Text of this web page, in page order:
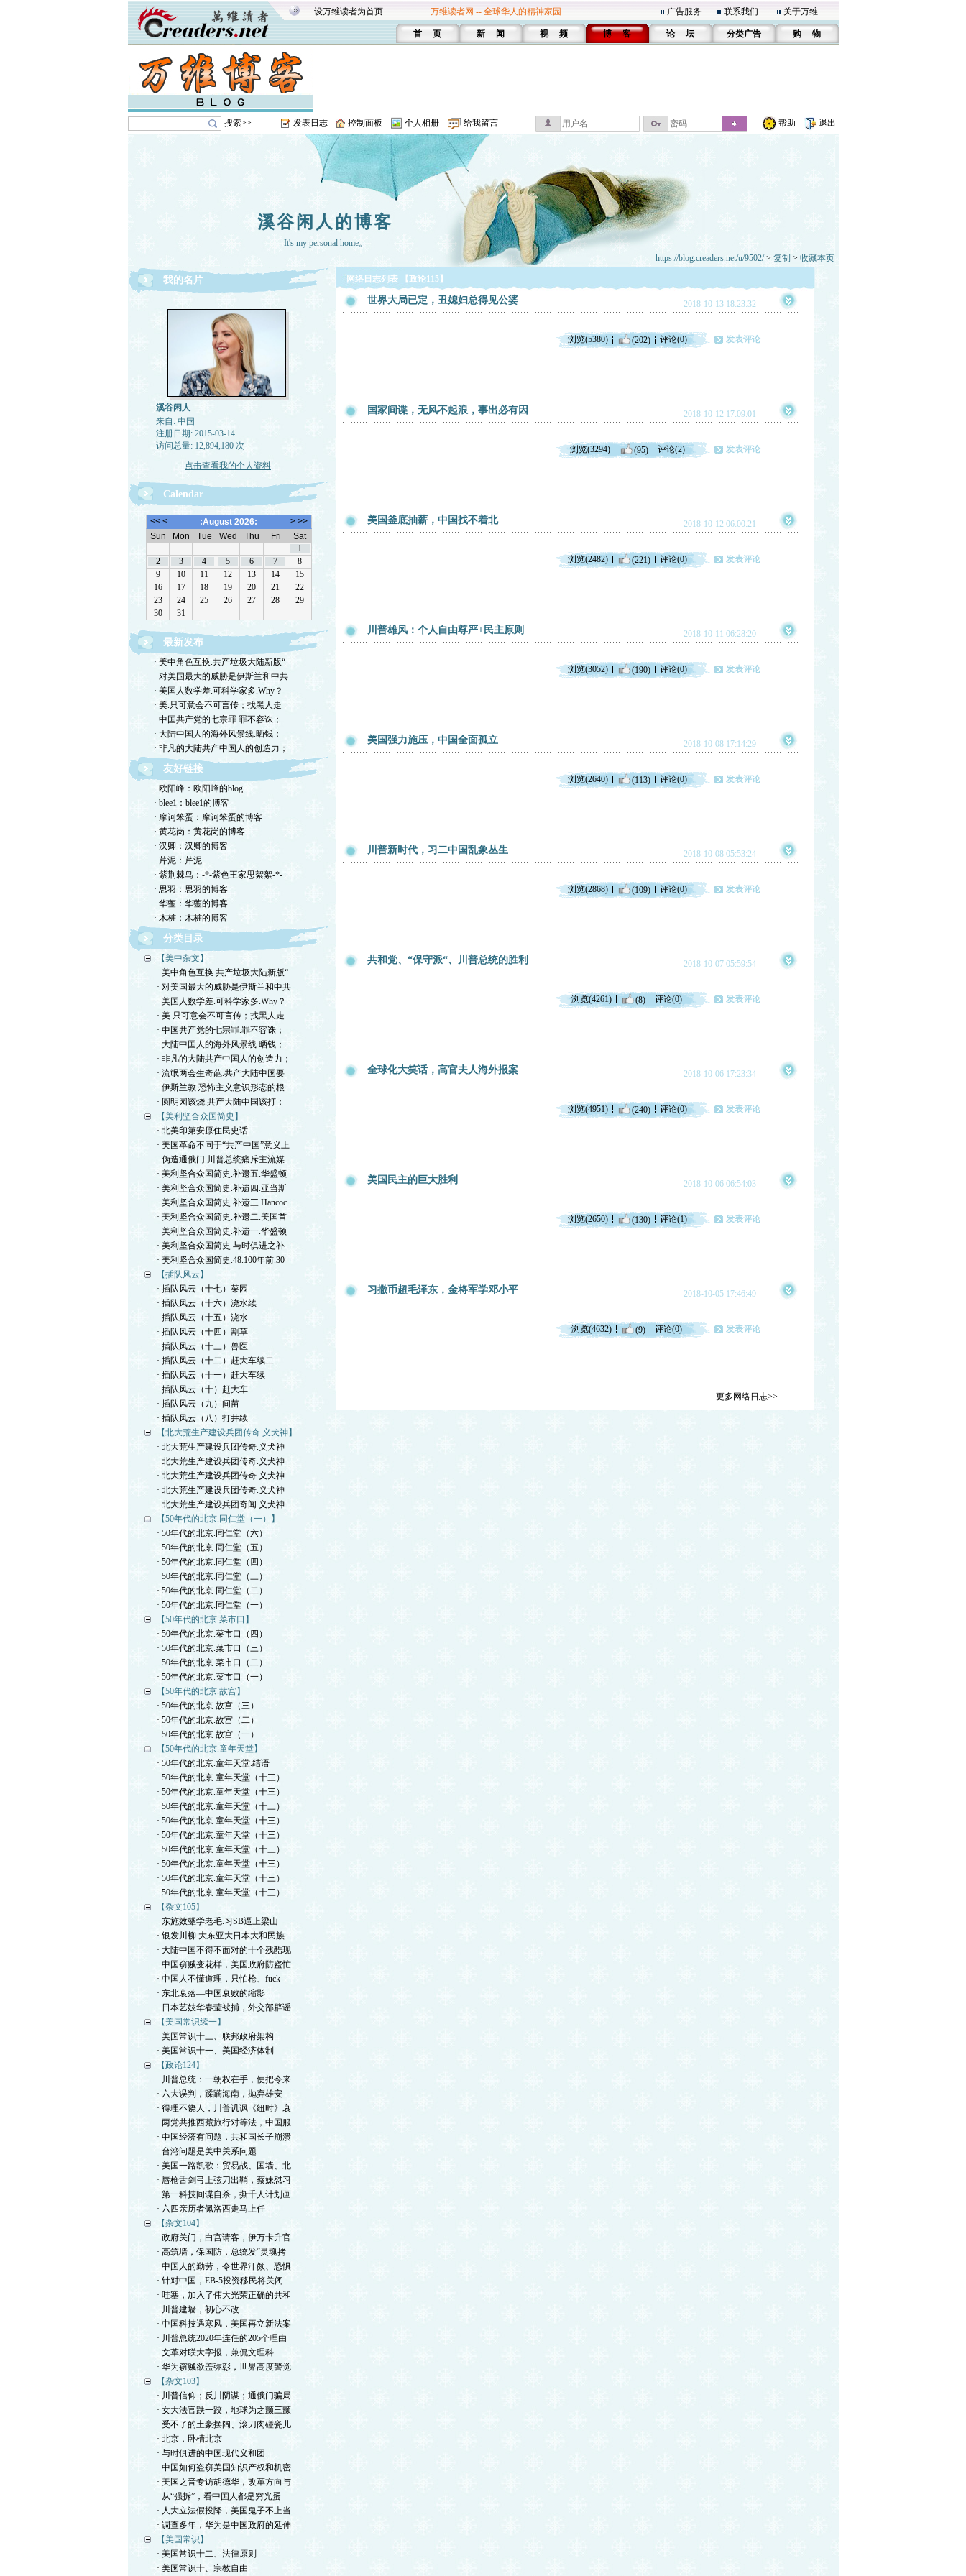
设万维读者为首页 万维读者网 -- 全球华人的精神家园 广告服务 联系我们 关于万维
首 页 新 闻 视 频 博 客 论 坛 分类广告 购 物
搜索>> 发表日志 控制面板 个人相册 给我留言 帮助 退出
溪谷闲人的博客
It's my personal home。
https://blog.creaders.net/u/9502/> 复制 > 收藏本页
我的名片
溪谷闲人
来自: 中国
注册日期: 2015-03-14
访问总量: 12,894,180 次
点击查看我的个人资料
Calendar
最新发布
· 美中角色互换.共产垃圾大陆新版“
· 对美国最大的威胁是伊斯兰和中共
· 美国人数学差.可科学家多.Why？
· 美.只可意会不可言传；找黑人走
· 中国共产党的七宗罪.罪不容诛；
· 大陆中国人的海外风景线.晒钱；
· 非凡的大陆共产中国人的创造力；
友好链接
· 欧阳峰：欧阳峰的blog
· blee1：blee1的博客
· 摩诃笨蛋：摩诃笨蛋的博客
· 黄花岗：黄花岗的博客
· 汉卿：汉卿的博客
· 芹泥：芹泥
· 紫荆棘鸟：-*-紫色王家思絮絮-*-
· 思羽：思羽的博客
· 华蓥：华蓥的博客
· 木桩：木桩的博客
分类目录
【美中杂文】
· 美中角色互换.共产垃圾大陆新版“
· 对美国最大的威胁是伊斯兰和中共
· 美国人数学差.可科学家多.Why？
· 美.只可意会不可言传；找黑人走
· 中国共产党的七宗罪.罪不容诛；
· 大陆中国人的海外风景线.晒钱；
· 非凡的大陆共产中国人的创造力；
· 流氓两会生奇葩.共产大陆中国要
· 伊斯兰教.恐怖主义意识形态的根
· 圆明园该烧.共产大陆中国该打；
【美利坚合众国简史】
· 北美印第安原住民史话
· 美国革命不同于“共产中国”意义上
· 伪造通俄门.川普总统痛斥主流媒
· 美利坚合众国简史.补遗五.华盛顿
· 美利坚合众国简史.补遗四.亚当斯
· 美利坚合众国简史.补遗三.Hancoc
· 美利坚合众国简史.补遗二.美国首
· 美利坚合众国简史.补遗一.华盛顿
· 美利坚合众国简史.与时俱进之补
· 美利坚合众国简史.48.100年前.30
【插队风云】
· 插队风云（十七）菜园
· 插队风云（十六）浇水续
· 插队风云（十五）浇水
· 插队风云（十四）割草
· 插队风云（十三）兽医
· 插队风云（十二）赶大车续二
· 插队风云（十一）赶大车续
· 插队风云（十）赶大车
· 插队风云（九）间苗
· 插队风云（八）打井续
【北大荒生产建设兵团传奇.义犬神】
· 北大荒生产建设兵团传奇.义犬神
· 北大荒生产建设兵团传奇.义犬神
· 北大荒生产建设兵团传奇.义犬神
· 北大荒生产建设兵团传奇.义犬神
· 北大荒生产建设兵团奇闻.义犬神
【50年代的北京.同仁堂（一）】
· 50年代的北京.同仁堂（六）
· 50年代的北京.同仁堂（五）
· 50年代的北京.同仁堂（四）
· 50年代的北京.同仁堂（三）
· 50年代的北京.同仁堂（二）
· 50年代的北京.同仁堂（一）
【50年代的北京.菜市口】
· 50年代的北京.菜市口（四）
· 50年代的北京.菜市口（三）
· 50年代的北京.菜市口（二）
· 50年代的北京.菜市口（一）
【50年代的北京.故宫】
· 50年代的北京.故宫（三）
· 50年代的北京.故宫（二）
· 50年代的北京.故宫（一）
【50年代的北京.童年天堂】
· 50年代的北京.童年天堂.结语
· 50年代的北京.童年天堂（十三）
· 50年代的北京.童年天堂（十三）
· 50年代的北京.童年天堂（十三）
· 50年代的北京.童年天堂（十三）
· 50年代的北京.童年天堂（十三）
· 50年代的北京.童年天堂（十三）
· 50年代的北京.童年天堂（十三）
· 50年代的北京.童年天堂（十三）
· 50年代的北京.童年天堂（十三）
【杂文105】
· 东施效颦学老毛.习SB逼上梁山
· 银发川柳.大东亚大日本大和民族
· 大陆中国不得不面对的十个残酷现
· 中国窃贼变花样，美国政府防盗忙
· 中国人不懂道理，只怕枪、fuck
· 东北衰落—中国衰败的缩影
· 日本艺妓华春莹被捕，外交部辟谣
【美国常识续一】
· 美国常识十三、联邦政府架构
· 美国常识十一、美国经济体制
【政论124】
· 川普总统：一朝权在手，便把令来
· 六大误判，蹂躏海南，抛弃雄安
· 得理不饶人，川普讥讽《纽时》衰
· 两党共推西藏旅行对等法，中国服
· 中国经济有问题，共和国长子崩溃
· 台湾问题是美中关系问题
· 美国一路凯歌：贸易战、国墙、北
· 唇枪舌剑弓上弦刀出鞘，蔡妹怼习
· 第一科技间谍自杀，撕千人计划画
· 六四亲历者佩洛西走马上任
【杂文104】
· 政府关门，白宫请客，伊万卡升官
· 高筑墙，保国防，总统发“灵魂拷
· 中国人的勤劳，令世界汗颜、恐惧
· 针对中国，EB-5投资移民将关闭
· 哇塞，加入了伟大光荣正确的共和
· 川普建墙，初心不改
· 中国科技遇寒风，美国再立新法案
· 川普总统2020年连任的205个理由
· 文革对联大字报，兼侃文理科
· 华为窃贼欲盖弥彰，世界高度警觉
【杂文103】
· 川普信仰；反川阴谋；通俄门骗局
· 女大法官跌一跤，地球为之颤三颤
· 受不了的土豪摆阔、滚刀肉碰瓷儿
· 北京，卧槽北京
· 与时俱进的中国现代义和团
· 中国如何盗窃美国知识产权和机密
· 美国之音专访胡德华，改革方向与
· 从“强拆”，看中国人都是穷光蛋
· 人大立法假投降，美国鬼子不上当
· 调查多年，华为是中国政府的延伸
【美国常识】
· 美国常识十二、法律原则
· 美国常识十、宗教自由
网络日志列表 【政论115】
世界大局已定，丑媳妇总得见公婆 2018-10-13 18:23:32
浏览(5380) (202) 评论(0) 发表评论
国家间谍，无风不起浪，事出必有因 2018-10-12 17:09:01
浏览(3294) (95) 评论(2) 发表评论
美国釜底抽薪，中国找不着北 2018-10-12 06:00:21
浏览(2482) (221) 评论(0) 发表评论
川普雄风：个人自由尊严+民主原则 2018-10-11 06:28:20
浏览(3052) (190) 评论(0) 发表评论
美国强力施压，中国全面孤立 2018-10-08 17:14:29
浏览(2640) (113) 评论(0) 发表评论
川普新时代，习二中国乱象丛生 2018-10-08 05:53:24
浏览(2868) (109) 评论(0) 发表评论
共和党、“保守派“、川普总统的胜利 2018-10-07 05:59:54
浏览(4261) (8) 评论(0) 发表评论
全球化大笑话，高官夫人海外报案 2018-10-06 17:23:34
浏览(4951) (240) 评论(0) 发表评论
美国民主的巨大胜利 2018-10-06 06:54:03
浏览(2650) (130) 评论(1) 发表评论
习撒币超毛泽东，金将军学邓小平 2018-10-05 17:46:49
浏览(4632) (9) 评论(0) 发表评论
更多网络日志>>